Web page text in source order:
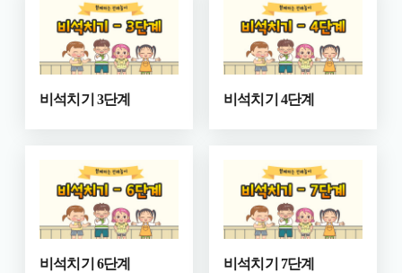
비석치기 3단계 비석치기 4단계
비석치기 6단계 비석치기 7단계